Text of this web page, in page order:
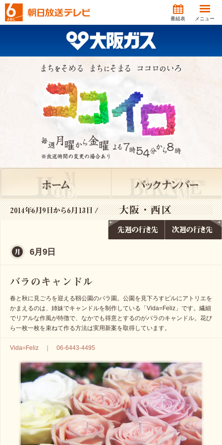
番組表 メニュー
6月9日
春と秋に見ごろを迎える靱公園のバラ園。公園を見下ろすビルにアトリエを
かまえるのは、姉妹でキャンドルを制作している「Vida=Feliz」です。繊細
でリアルな作風が特徴で、なかでも得意とするのがバラのキャンドル。花び
ら一枚一枚を束ねて作る方法は実用新案を取得しています。
Vida=Feliz ｜ 06-6443-4495